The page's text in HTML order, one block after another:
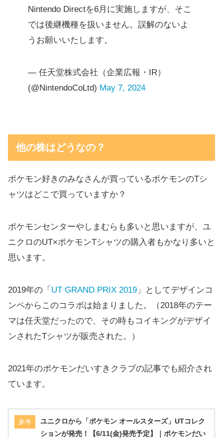
Nintendo Directを6月に実施しますが、そこ
では後継機種を扱いません。誤解のないよ
うお願いいたします。
— 任天堂株式会社（企業広報・IR）
(@NintendoCoLtd) May 7, 2024
他の株はどうなの？
ポケモン好きのみなさんが買っているポケモンのTシ
ャツはどこで買っていますか？
ポケモンセンターやしまむらも多いと思いますが、ユ
ニクロのUT×ポケモンTシャツの購入者もかなり多いと
思います。
2019年の「 UT GRAND PRIX 2019 」としてデザインコ
ンペからこのコラボは始まりました。（2018年のテー
マは任天堂だったので、その時もコイキングがデザイ
ンされたTシャツが販売された。）
2021年のポケモンだいすきクラブの記事でも紹介され
ています。
参考
ユニクロから「ポケモン オールスターズ」UTコレク
ションが発売！【6/11(金)発売予定】｜ポケモンだい